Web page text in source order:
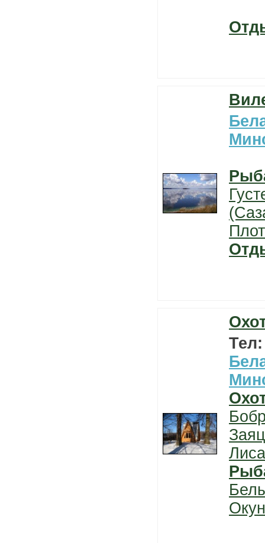
Лиса